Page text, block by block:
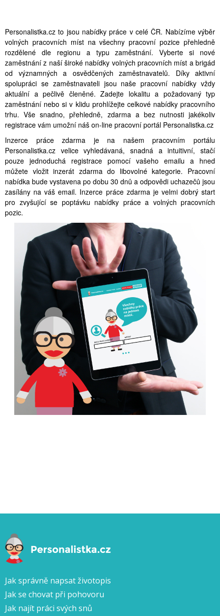
Personalistka.cz to jsou nabídky práce v celé ČR. Nabízíme výběr
volných pracovních míst na všechny pracovní pozice přehledně
rozdělené dle regionu a typu zaměstnání. Vyberte si nové
zaměstnání z naší široké nabídky volných pracovních míst a brigád
od významných a osvědčených zaměstnavatelů. Díky aktivní
spolupráci se zaměstnavateli jsou naše pracovní nabídky vždy
aktuální a pečlivě členěné. Zadejte lokalitu a požadovaný typ
zaměstnání nebo si v klidu prohlížejte celkové nabídky pracovního
trhu. Vše snadno, přehledně, zdarma a bez nutnosti jakékoliv
registrace vám umožní náš on-line pracovní portál Personalistka.cz
Inzerce práce zdarma je na našem pracovním portálu
Personalistka.cz velice vyhledávaná, snadná a intuitivní, stačí
pouze jednoduchá registrace pomocí vašeho emailu a hned
můžete vložit inzerát zdarma do libovolné kategorie. Pracovní
nabídka bude vystavena po dobu 30 dnů a odpovědi uchazečů jsou
zasílány na váš email. Inzerce práce zdarma je velmi dobrý start
pro zvyšující se poptávku nabídky práce a volných pracovních
pozic.
Jak správně napsat životopis
Jak se chovat při pohovoru
Jak najít práci svých snů